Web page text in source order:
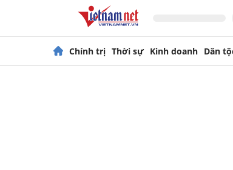
Chính trị Thời sự Kinh doanh Dân